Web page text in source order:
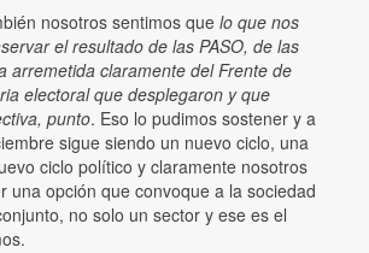
nosotros sentimos que lo que nos
el resultado de las PASO, de las
arremetida claramente del Frente de
electoral que desplegaron y que
punto. Eso lo pudimos sostener y a
sigue siendo un nuevo ciclo, una
ciclo político y claramente nosotros
una opción que convoque a la sociedad
no solo un sector y ese es el